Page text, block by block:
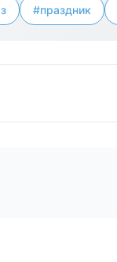
#праздник